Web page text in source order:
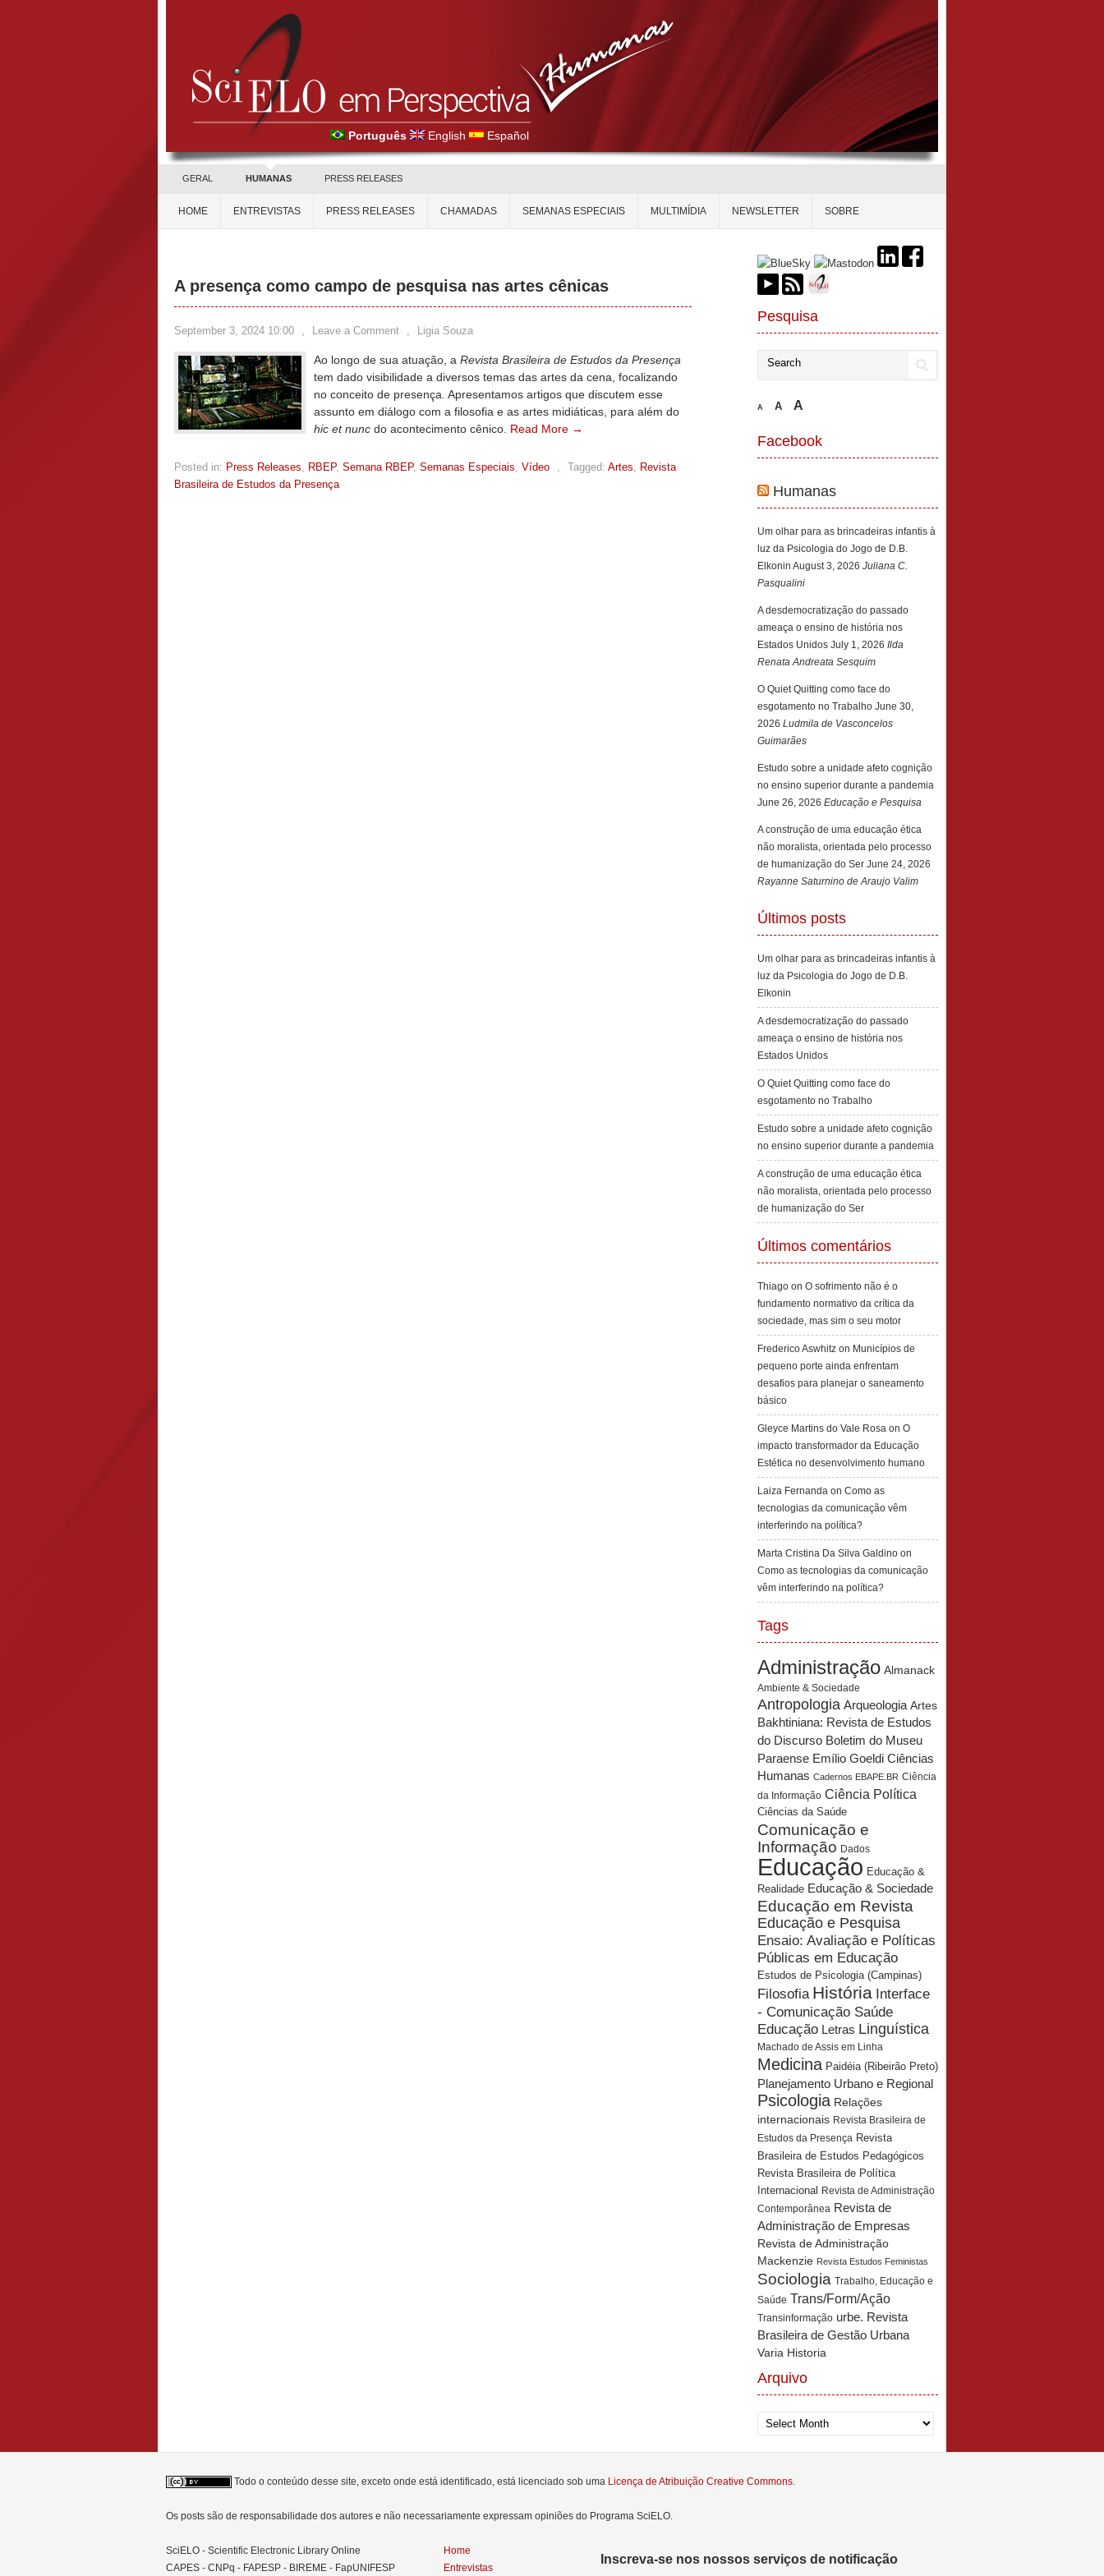
Português English Español
GERAL HUMANAS PRESS RELEASES
HOME ENTREVISTAS PRESS RELEASES CHAMADAS SEMANAS ESPECIAIS MULTIMÍDIA NEWSLETTER SOBRE
A presença como campo de pesquisa nas artes cênicas
September 3, 2024 10:00 , Leave a Comment , Ligia Souza
Ao longo de sua atuação, a Revista Brasileira de Estudos da Presença
tem dado visibilidade a diversos temas das artes da cena, focalizando
no conceito de presença. Apresentamos artigos que discutem esse
assunto em diálogo com a filosofia e as artes midiáticas, para além do
hic et nunc do acontecimento cênico. Read More →
Posted in: Press Releases, RBEP, Semana RBEP, Semanas Especiais, Vídeo , Tagged: Artes, Revista
Brasileira de Estudos da Presença
Pesquisa
A A A
Facebook
Humanas
Um olhar para as brincadeiras infantis à
luz da Psicologia do Jogo de D.B.
Elkonin August 3, 2026 Juliana C.
Pasqualini
A desdemocratização do passado
ameaça o ensino de história nos
Estados Unidos July 1, 2026 Ilda
Renata Andreata Sesquim
O Quiet Quitting como face do
esgotamento no Trabalho June 30,
2026 Ludmila de Vasconcelos
Guimarães
Estudo sobre a unidade afeto cognição
no ensino superior durante a pandemia
June 26, 2026 Educação e Pesquisa
A construção de uma educação ética
não moralista, orientada pelo processo
de humanização do Ser June 24, 2026
Rayanne Saturnino de Araujo Valim
Últimos posts
Um olhar para as brincadeiras infantis à
luz da Psicologia do Jogo de D.B.
Elkonin
A desdemocratização do passado
ameaça o ensino de história nos
Estados Unidos
O Quiet Quitting como face do
esgotamento no Trabalho
Estudo sobre a unidade afeto cognição
no ensino superior durante a pandemia
A construção de uma educação ética
não moralista, orientada pelo processo
de humanização do Ser
Últimos comentários
Thiago on O sofrimento não é o
fundamento normativo da crítica da
sociedade, mas sim o seu motor
Frederico Aswhitz on Municípios de
pequeno porte ainda enfrentam
desafios para planejar o saneamento
básico
Gleyce Martins do Vale Rosa on O
impacto transformador da Educação
Estética no desenvolvimento humano
Laiza Fernanda on Como as
tecnologias da comunicação vêm
interferindo na política?
Marta Cristina Da Silva Galdino on
Como as tecnologias da comunicação
vêm interferindo na política?
Tags
Administração Almanack
Ambiente & Sociedade
Antropologia Arqueologia Artes
Bakhtiniana: Revista de Estudos
do Discurso Boletim do Museu
Paraense Emílio Goeldi Ciências
Humanas Cadernos EBAPE.BR Ciência
da Informação Ciência Política
Ciências da Saúde
Comunicação e
Informação Dados
Educação Educação &
Realidade Educação & Sociedade
Educação em Revista
Educação e Pesquisa
Ensaio: Avaliação e Políticas
Públicas em Educação
Estudos de Psicologia (Campinas)
Filosofia História Interface
- Comunicação Saúde
Educação Letras Linguística
Machado de Assis em Linha
Medicina Paidéia (Ribeirão Preto)
Planejamento Urbano e Regional
Psicologia Relações
internacionais Revista Brasileira de
Estudos da Presença Revista
Brasileira de Estudos Pedagógicos
Revista Brasileira de Política
Internacional Revista de Administração
Contemporânea Revista de
Administração de Empresas
Revista de Administração
Mackenzie Revista Estudos Feministas
Sociologia Trabalho, Educação e
Saúde Trans/Form/Ação
Transinformação urbe. Revista
Brasileira de Gestão Urbana
Varia Historia
Arquivo
Arquivo
Todo o conteúdo desse site, exceto onde está identificado, está licenciado sob uma Licença de Atribuição Creative Commons.
Os posts são de responsabilidade dos autores e não necessariamente expressam opiniões do Programa SciELO.
SciELO - Scientific Electronic Library Online
CAPES - CNPq - FAPESP - BIREME - FapUNIFESP
Home
Entrevistas
Inscreva-se nos nossos serviços de notificação